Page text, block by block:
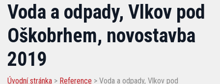
Voda a odpady, Vlkov pod
Oškobrhem, novostavba
2019
Úvodní stránka > Reference > Voda a odpady, Vlkov pod